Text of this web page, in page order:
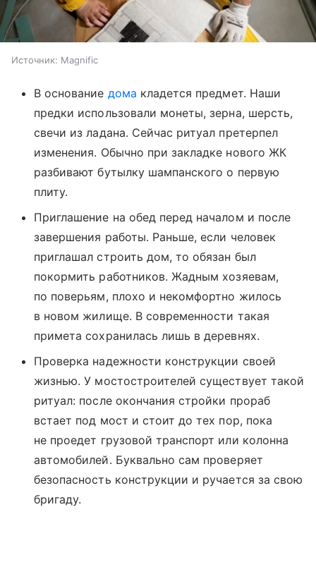
Источник: Magnific
В основание дома кладется предмет. Наши
предки использовали монеты, зерна, шерсть,
свечи из ладана. Сейчас ритуал претерпел
изменения. Обычно при закладке нового ЖК
разбивают бутылку шампанского о первую
плиту.
Приглашение на обед перед началом и после
завершения работы. Раньше, если человек
приглашал строить дом, то обязан был
покормить работников. Жадным хозяевам,
по поверьям, плохо и некомфортно жилось
в новом жилище. В современности такая
примета сохранилась лишь в деревнях.
Проверка надежности конструкции своей
жизнью. У мостостроителей существует такой
ритуал: после окончания стройки прораб
встает под мост и стоит до тех пор, пока
не проедет грузовой транспорт или колонна
автомобилей. Буквально сам проверяет
безопасность конструкции и ручается за свою
бригаду.